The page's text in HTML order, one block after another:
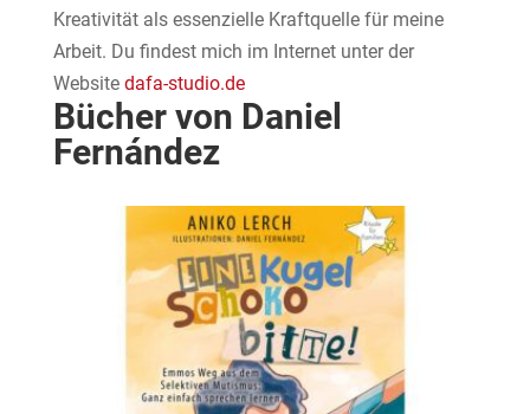
Kreativität als essenzielle Kraftquelle für meine
Arbeit. Du findest mich im Internet unter der
Website dafa-studio.de
Bücher von Daniel
Fernández